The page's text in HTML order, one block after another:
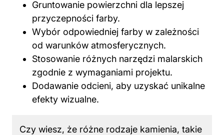
Gruntowanie powierzchni dla lepszej
przyczepności farby.
Wybór odpowiedniej farby w zależności
od warunków atmosferycznych.
Stosowanie różnych narzędzi malarskich
zgodnie z wymaganiami projektu.
Dodawanie odcieni, aby uzyskać unikalne
efekty wizualne.
Czy wiesz, że różne rodzaje kamienia, takie